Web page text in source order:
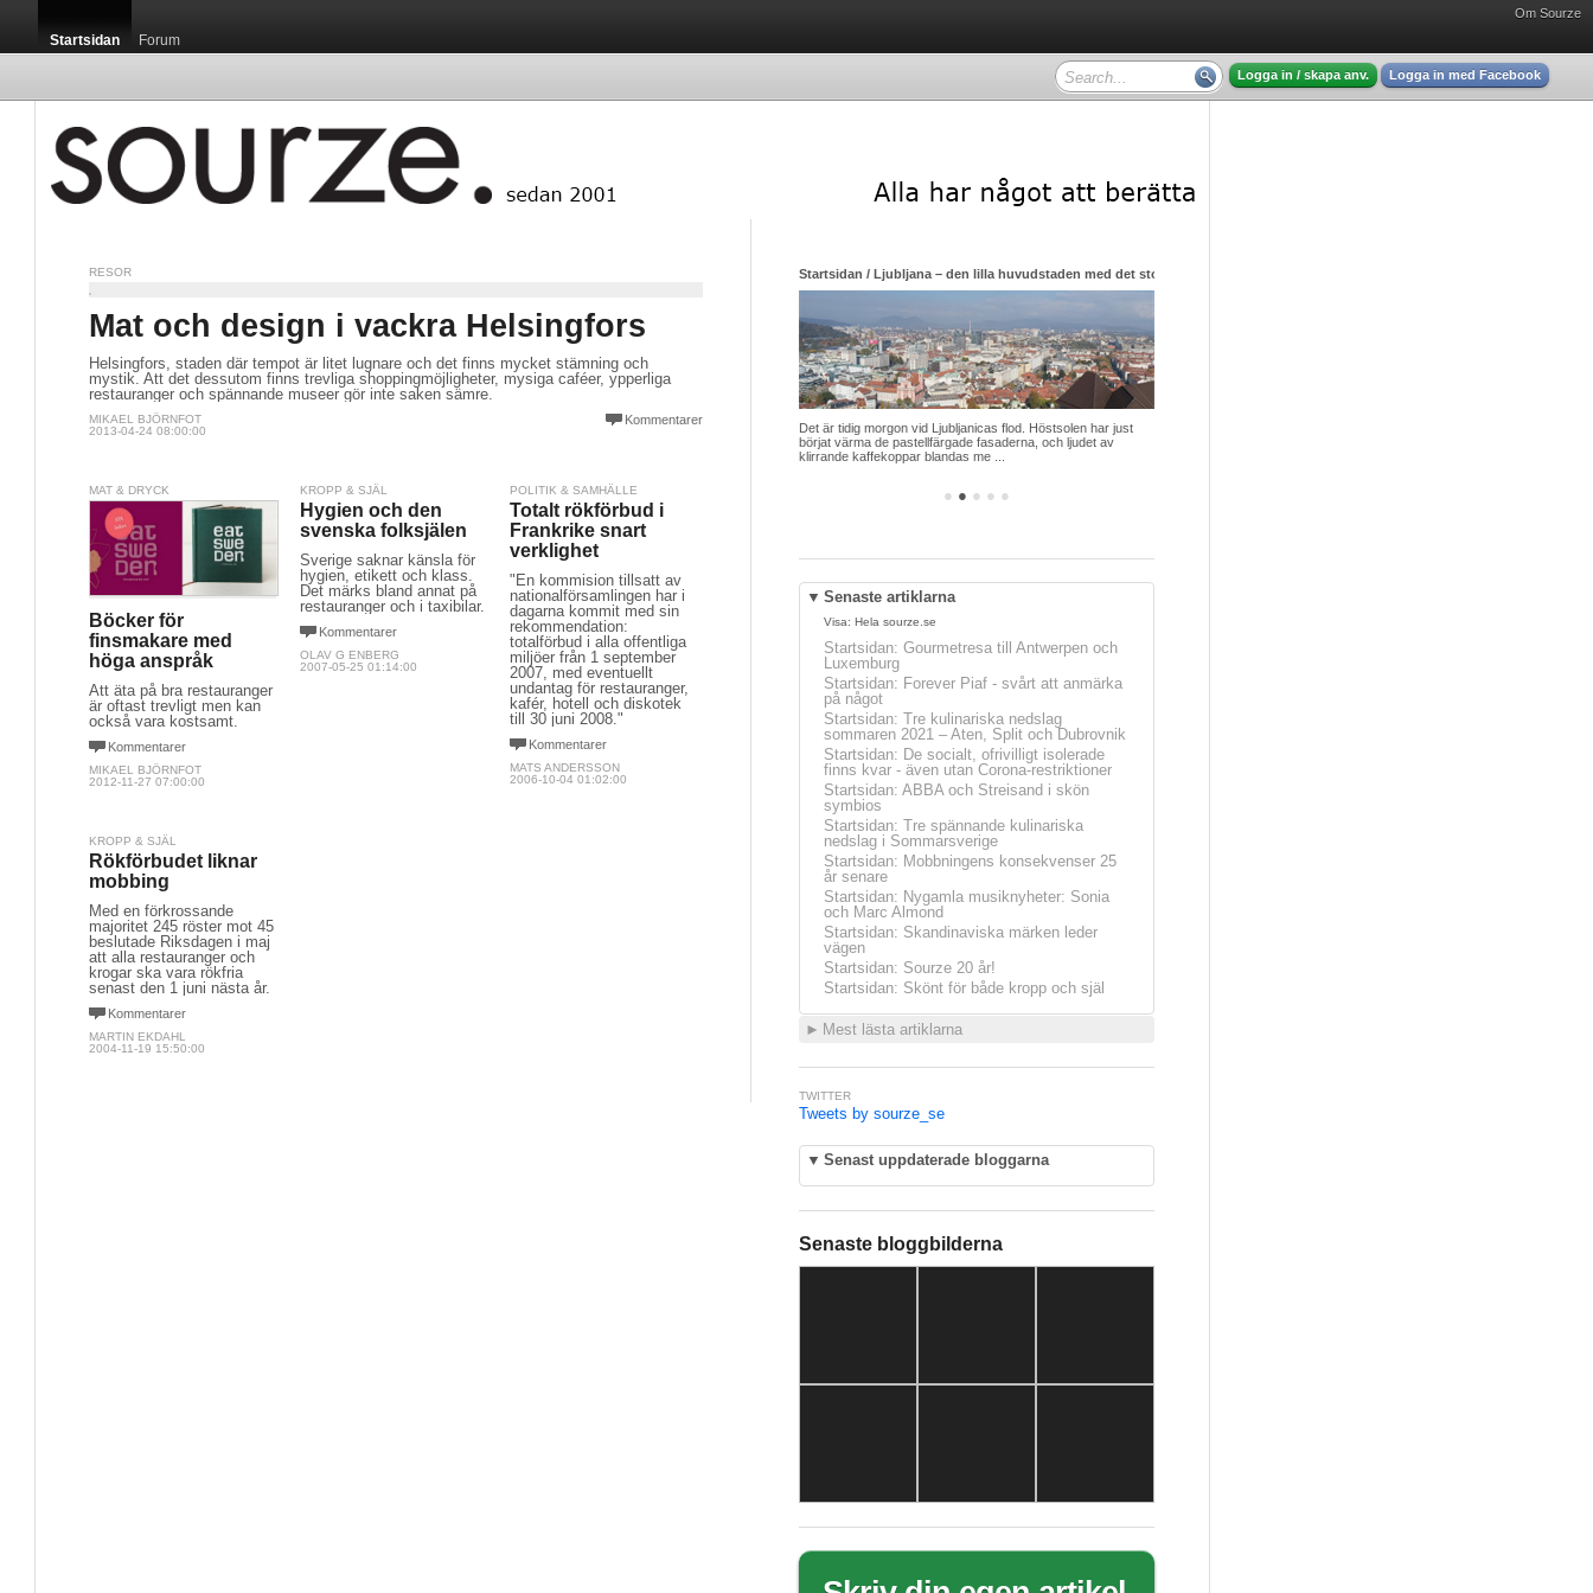
Om Sourze
Startsidan Forum
Logga in / skapa anv. Logga in med Facebook
RESOR
Mat och design i vackra Helsingfors
Helsingfors, staden där tempot är litet lugnare och det finns mycket stämning och
mystik. Att det dessutom finns trevliga shoppingmöjligheter, mysiga caféer, ypperliga
restauranger och spännande museer gör inte saken sämre.
Kommentarer
MIKAEL BJÖRNFOT
2013-04-24 08:00:00
MAT & DRYCK
Böcker för
finsmakare med
höga anspråk
Att äta på bra restauranger
är oftast trevligt men kan
också vara kostsamt.
Kommentarer
MIKAEL BJÖRNFOT
2012-11-27 07:00:00
KROPP & SJÄL
Hygien och den
svenska folksjälen
Sverige saknar känsla för
hygien, etikett och klass.
Det märks bland annat på
restauranger och i taxibilar.
Kommentarer
OLAV G ENBERG
2007-05-25 01:14:00
POLITIK & SAMHÄLLE
Totalt rökförbud i
Frankrike snart
verklighet
"En kommision tillsatt av
nationalförsamlingen har i
dagarna kommit med sin
rekommendation:
totalförbud i alla offentliga
miljöer från 1 september
2007, med eventuellt
undantag för restauranger,
kafér, hotell och diskotek
till 30 juni 2008."
Kommentarer
MATS ANDERSSON
2006-10-04 01:02:00
KROPP & SJÄL
Rökförbudet liknar
mobbing
Med en förkrossande
majoritet 245 röster mot 45
beslutade Riksdagen i maj
att alla restauranger och
krogar ska vara rökfria
senast den 1 juni nästa år.
Kommentarer
MARTIN EKDAHL
2004-11-19 15:50:00
● ● ● ● ●
Startsidan / Ljubljana – den lilla huvudstaden med det stora hjärtat
Det är tidig morgon vid Ljubljanicas flod. Höstsolen har just
börjat värma de pastellfärgade fasaderna, och ljudet av
klirrande kaffekoppar blandas me ...
▼ Senaste artiklarna
Visa: Hela sourze.se
Startsidan: Gourmetresa till Antwerpen och
Luxemburg
Startsidan: Forever Piaf - svårt att anmärka
på något
Startsidan: Tre kulinariska nedslag
sommaren 2021 – Aten, Split och Dubrovnik
Startsidan: De socialt, ofrivilligt isolerade
finns kvar - även utan Corona-restriktioner
Startsidan: ABBA och Streisand i skön
symbios
Startsidan: Tre spännande kulinariska
nedslag i Sommarsverige
Startsidan: Mobbningens konsekvenser 25
år senare
Startsidan: Nygamla musiknyheter: Sonia
och Marc Almond
Startsidan: Skandinaviska märken leder
vägen
Startsidan: Sourze 20 år!
Startsidan: Skönt för både kropp och själ
► Mest lästa artiklarna
TWITTER
Tweets by sourze_se
▼ Senast uppdaterade bloggarna
Senaste bloggbilderna